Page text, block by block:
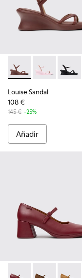
Louise Sandal -
Louise
Louise Sandal
108 €
145 € -25%
Añadir